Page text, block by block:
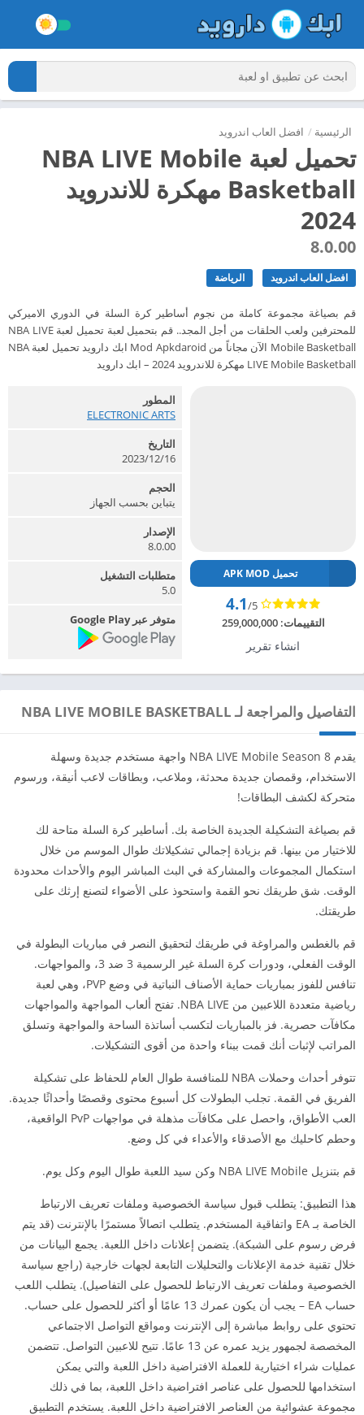
الرئيسية / افضل العاب اندرويد
تحميل لعبة NBA LIVE Mobile
Basketball مهكرة للاندرويد
2024
8.0.00
افضل العاب اندرويد الرياضة
قم بصياغة مجموعة كاملة من نجوم أساطير كرة السلة في الدوري الاميركي
للمحترفين ولعب الحلقات من أجل المجد.. قم بتحميل لعبة تحميل لعبة NBA LIVE
Mobile Basketball الآن مجاناً من Mod Apkdaroid ابك دارويد تحميل لعبة NBA
LIVE Mobile Basketball مهكرة للاندرويد 2024 – ابك دارويد
تحميل APK MOD
4.1/5
التقييمات:259,000,000
انشاء تقرير
المطور
ELECTRONIC ARTS‏
التاريخ
2023/12/16
الحجم
يتباين بحسب الجهاز
الإصدار
8.0.00
متطلبات التشغيل
5.0
متوفر عبر Google Play
التفاصيل والمراجعة لـ NBA LIVE MOBILE BASKETBALL
يقدم NBA LIVE Mobile Season 8 واجهة مستخدم جديدة وسهلة
الاستخدام، وقمصان جديدة محدثة، وملاعب، وبطاقات لاعب أنيقة، ورسوم
متحركة لكشف البطاقات!
قم بصياغة التشكيلة الجديدة الخاصة بك. أساطير كرة السلة متاحة لك
للاختيار من بينها. قم بزيادة إجمالي تشكيلاتك طوال الموسم من خلال
استكمال المجموعات والمشاركة في البث المباشر اليوم والأحداث محدودة
الوقت. شق طريقك نحو القمة واستحوذ على الأضواء لتصنع إرثك على
طريقتك.
قم بالغطس والمراوغة في طريقك لتحقيق النصر في مباريات البطولة في
الوقت الفعلي، ودورات كرة السلة غير الرسمية 3 ضد 3، والمواجهات.
تنافس للفوز بمباريات حماية الأصناف النباتية في وضع PVP، وهي لعبة
رياضية متعددة اللاعبين من NBA LIVE. تفتح ألعاب المواجهة والمواجهات
مكافآت حصرية. فز بالمباريات لتكسب أساتذة الساحة والمواجهة وتسلق
المراتب لإثبات أنك قمت ببناء واحدة من أقوى التشكيلات.
تتوفر أحداث وحملات NBA للمنافسة طوال العام للحفاظ على تشكيلة
الفريق في القمة. تجلب البطولات كل أسبوع محتوى وقصصًا وأحداثًا جديدة.
العب الأطواق، واحصل على مكافآت مذهلة في مواجهات PvP الواقعية،
وحطم كاحليك مع الأصدقاء والأعداء في كل وضع.
قم بتنزيل NBA LIVE Mobile وكن سيد اللعبة طوال اليوم وكل يوم.
هذا التطبيق: يتطلب قبول سياسة الخصوصية وملفات تعريف الارتباط
الخاصة بـ EA واتفاقية المستخدم. يتطلب اتصالاً مستمرًا بالإنترنت (قد يتم
فرض رسوم على الشبكة). يتضمن إعلانات داخل اللعبة. يجمع البيانات من
خلال تقنية خدمة الإعلانات والتحليلات التابعة لجهات خارجية (راجع سياسة
الخصوصية وملفات تعريف الارتباط للحصول على التفاصيل). يتطلب اللعب
حساب EA – يجب أن يكون عمرك 13 عامًا أو أكثر للحصول على حساب.
تحتوي على روابط مباشرة إلى الإنترنت ومواقع التواصل الاجتماعي
المخصصة لجمهور يزيد عمره عن 13 عامًا. تتيح للاعبين التواصل. تتضمن
عمليات شراء اختيارية للعملة الافتراضية داخل اللعبة والتي يمكن
استخدامها للحصول على عناصر افتراضية داخل اللعبة، بما في ذلك
مجموعة عشوائية من العناصر الافتراضية داخل اللعبة. يستخدم التطبيق